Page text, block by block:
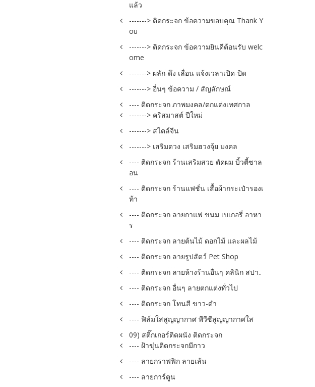
แล้ว
-------> ติดกระจก ข้อความขอบคุณ Thank Y
ou
-------> ติดกระจก ข้อความยินดีต้อนรับ welc
ome
-------> ผลัก-ดึง เลื่อน แจ้งเวลาเปิด-ปิด
-------> อื่นๆ ข้อความ / สัญลักษณ์
---- ติดกระจก ภาพมงคล/ตกแต่งเทศกาล
-------> คริสมาสต์ ปีใหม่
-------> สไตล์จีน
-------> เสริมดวง เสริมฮวงจุ้ย มงคล
---- ติดกระจก ร้านเสริมสวย ตัดผม บิ้วตี้ซาล
อน
---- ติดกระจก ร้านแฟชั่น เสื้อผ้ากระเป๋ารองเ
ท้า
---- ติดกระจก ลายกาแฟ ขนม เบเกอรี่ อาหา
ร
---- ติดกระจก ลายต้นไม้ ดอกไม้ และผลไม้
---- ติดกระจก ลายรูปสัตว์ Pet Shop
---- ติดกระจก ลายห้างร้านอื่นๆ คลินิก สปา..
---- ติดกระจก อื่นๆ ลายตกแต่งทั่วไป
---- ติดกระจก โทนสี ขาว-ดำ
---- ฟิล์มใสสูญญากาศ พีวีซีสูญญากาศใส
09) สติ๊กเกอร์ติดผนัง ติดกระจก
---- ฝ้าขุ่นติดกระจกมีกาว
---- ลายกราฟฟิก ลายเส้น
---- ลายการ์ตูน